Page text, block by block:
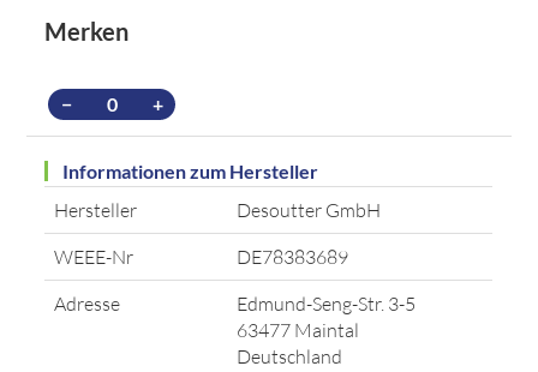
Merken
− +
Informationen zum Hersteller
Hersteller
Desoutter GmbH
WEEE-Nr
DE78383689
Adresse
Edmund-Seng-Str. 3-5
63477 Maintal
Deutschland